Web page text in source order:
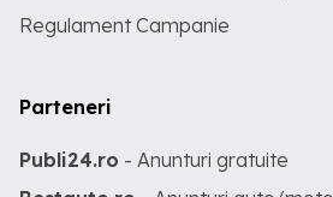
Regulament Campanie
Parteneri
Publi24.ro - Anunturi gratuite